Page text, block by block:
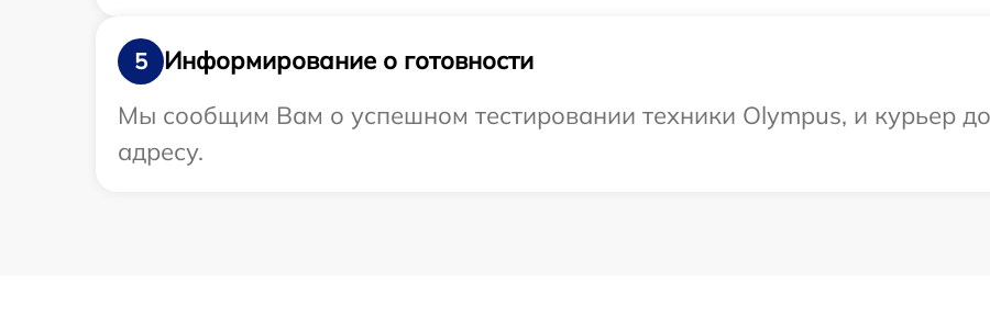
5
Информирование о готовности
Мы сообщим Вам о успешном тестировании техники Olympus, и курьер
адресу.